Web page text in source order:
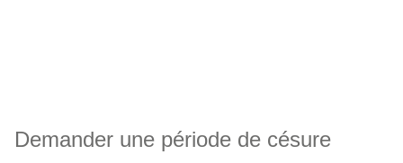
Demander une période de césure